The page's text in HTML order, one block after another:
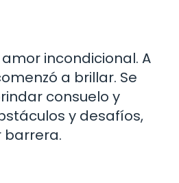
incondicional. A
a brillar. Se
consuelo y
y desafíos,
barrera.